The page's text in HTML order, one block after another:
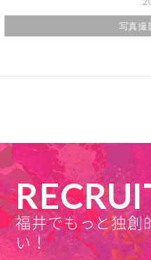
福井でもっと独創
い！